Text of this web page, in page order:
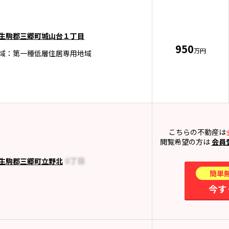
駒郡三郷町城山台１丁目
：第一種低層住居専用地域
950万円
駒郡三郷町立野北
こちらの不動産は
閲覧希望の方は会員
簡単
今